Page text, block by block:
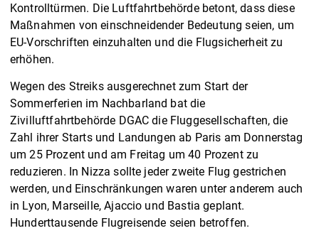
Kontrolltürmen. Die Luftfahrtbehörde betont, dass diese
Maßnahmen von einschneidender Bedeutung seien, um
EU-Vorschriften einzuhalten und die Flugsicherheit zu
erhöhen.
Wegen des Streiks ausgerechnet zum Start der
Sommerferien im Nachbarland bat die
Zivilluftfahrtbehörde DGAC die Fluggesellschaften, die
Zahl ihrer Starts und Landungen ab Paris am Donnerstag
um 25 Prozent und am Freitag um 40 Prozent zu
reduzieren. In Nizza sollte jeder zweite Flug gestrichen
werden, und Einschränkungen waren unter anderem auch
in Lyon, Marseille, Ajaccio und Bastia geplant.
Hunderttausende Flugreisende seien betroffen.